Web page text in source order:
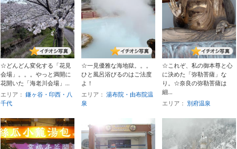
☆どんどん変化する「花見
会場」。。。やっと満開に
花開いた「海老川会場」...
エリア： 鎌ヶ谷・印西・八
千代
☆一見優雅な海地獄。。。
ひと風呂浴びるのはご法度
よ！
エリア： 湯布院・由布院温
泉
☆これぞ、私の御本尊と心
に決めた「弥勒菩薩」な
り。☆奈良の弥勒菩薩は
細...
エリア： 別府温泉